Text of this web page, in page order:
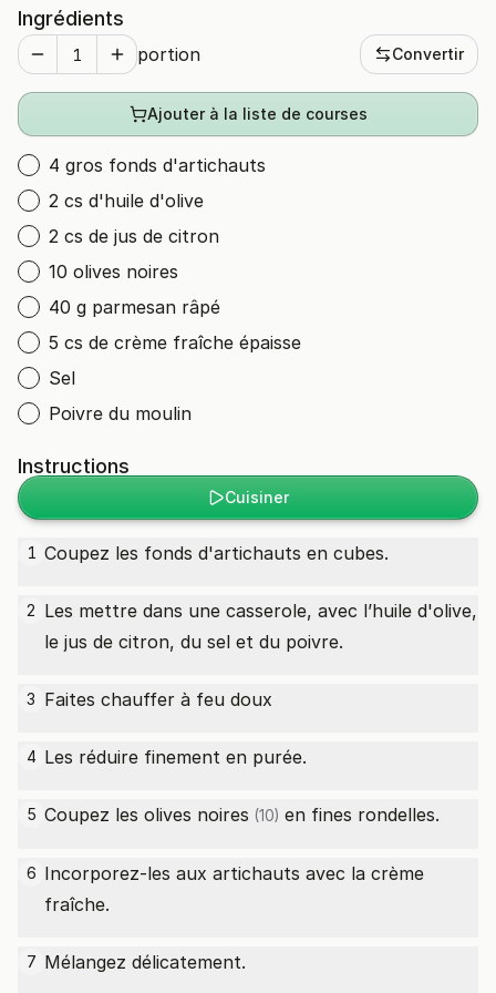
Ingrédients
portion Convertir
Ajouter à la liste de courses
4 gros fonds d'artichauts
2 cs d'huile d'olive
2 cs de jus de citron
10 olives noires
40 g parmesan râpé
5 cs de crème fraîche épaisse
Sel
Poivre du moulin
Instructions
Cuisiner
1 Coupez les fonds d'artichauts en cubes.
2 Les mettre dans une casserole, avec l’huile d'olive,
le jus de citron, du sel et du poivre.
3 Faites chauffer à feu doux
4 Les réduire finement en purée.
5 Coupez les olives noires (10) en fines rondelles.
6 Incorporez-les aux artichauts avec la crème
fraîche.
7 Mélangez délicatement.